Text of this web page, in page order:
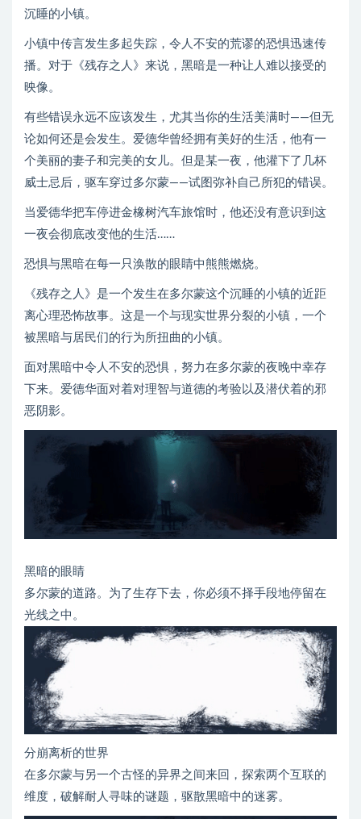
沉睡的小镇。
小镇中传言发生多起失踪，令人不安的荒谬的恐惧迅速传
播。对于《残存之人》来说，黑暗是一种让人难以接受的
映像。
有些错误永远不应该发生，尤其当你的生活美满时——但无
论如何还是会发生。爱德华曾经拥有美好的生活，他有一
个美丽的妻子和完美的女儿。但是某一夜，他灌下了几杯
威士忌后，驱车穿过多尔蒙——试图弥补自己所犯的错误。
当爱德华把车停进金橡树汽车旅馆时，他还没有意识到这
一夜会彻底改变他的生活……
恐惧与黑暗在每一只涣散的眼睛中熊熊燃烧。
《残存之人》是一个发生在多尔蒙这个沉睡的小镇的近距
离心理恐怖故事。这是一个与现实世界分裂的小镇，一个
被黑暗与居民们的行为所扭曲的小镇。
面对黑暗中令人不安的恐惧，努力在多尔蒙的夜晚中幸存
下来。爱德华面对着对理智与道德的考验以及潜伏着的邪
恶阴影。
黑暗的眼睛
多尔蒙的道路。为了生存下去，你必须不择手段地停留在
光线之中。
分崩离析的世界
在多尔蒙与另一个古怪的异界之间来回，探索两个互联的
维度，破解耐人寻味的谜题，驱散黑暗中的迷雾。